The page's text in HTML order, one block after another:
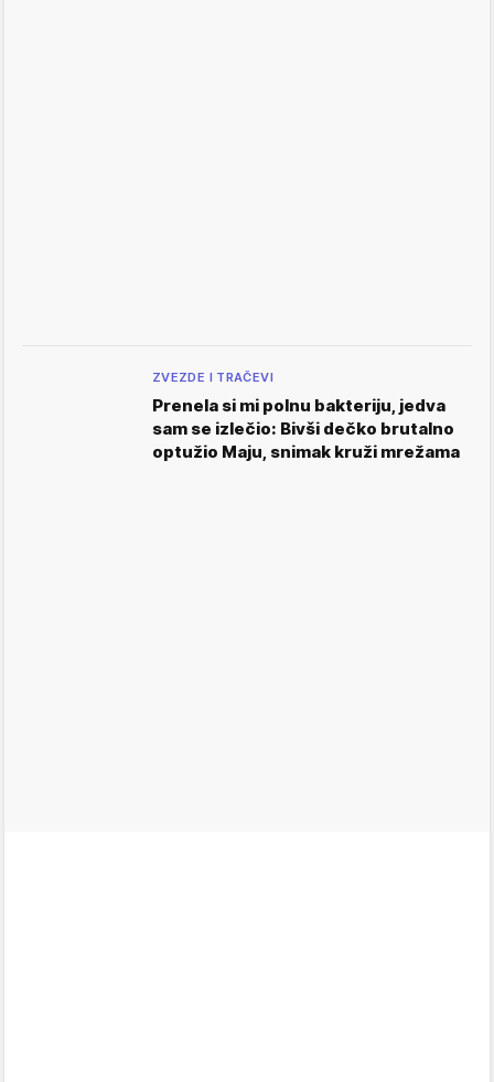
ZVEZDE I TRAČEVI
Prenela si mi polnu bakteriju, jedva
sam se izlečio: Bivši dečko brutalno
optužio Maju, snimak kruži mrežama